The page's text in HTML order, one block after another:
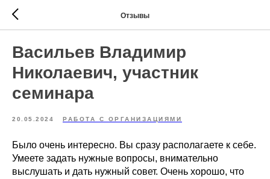
Отзывы
Васильев Владимир
Николаевич, участник
семинара
20.05.2024 РАБОТА С ОРГАНИЗАЦИЯМИ
Было очень интересно. Вы сразу располагаете к себе.
Умеете задать нужные вопросы, внимательно
выслушать и дать нужный совет. Очень хорошо, что